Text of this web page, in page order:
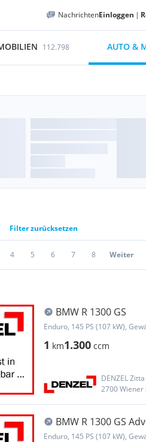
NachrichtenEinloggen |
112.798 AUTO &
Filter zurücksetzen
4 5 6 7 8 Weiter
BMW R 1300 GS
Enduro, 145 PS (107 kW),
1 km1.300 ccm
DENZEL
2700
BMW R 1300 GS
Enduro, 145 PS (107 kW),